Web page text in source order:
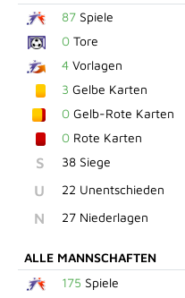
87 Spiele
0 Tore
4 Vorlagen
3 Gelbe Karten
0 Gelb-Rote Karten
0 Rote Karten
S 38 Siege
U 22 Unentschieden
N 27 Niederlagen
ALLE MANNSCHAFTEN
175 Spiele